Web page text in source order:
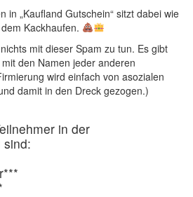
in „Kaufland Gutschein“ sitzt dabei wie
Kackhaufen.
mit dieser Spam zu tun. Es gibt
den Namen jeder anderen
wird einfach von asozialen
damit in den Dreck gezogen.)
in der
sind: